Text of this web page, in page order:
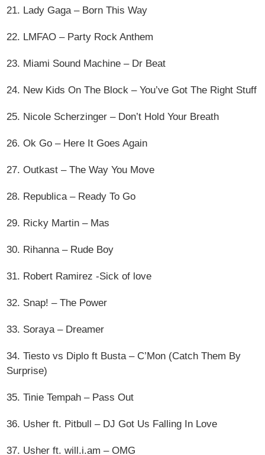
21. Lady Gaga – Born This Way
22. LMFAO – Party Rock Anthem
23. Miami Sound Machine – Dr Beat
24. New Kids On The Block – You’ve Got The Right Stuff
25. Nicole Scherzinger – Don’t Hold Your Breath
26. Ok Go – Here It Goes Again
27. Outkast – The Way You Move
28. Republica – Ready To Go
29. Ricky Martin – Mas
30. Rihanna – Rude Boy
31. Robert Ramirez -Sick of love
32. Snap! – The Power
33. Soraya – Dreamer
34. Tiesto vs Diplo ft Busta – C’Mon (Catch Them By
Surprise)
35. Tinie Tempah – Pass Out
36. Usher ft. Pitbull – DJ Got Us Falling In Love
37. Usher ft. will.i.am – OMG